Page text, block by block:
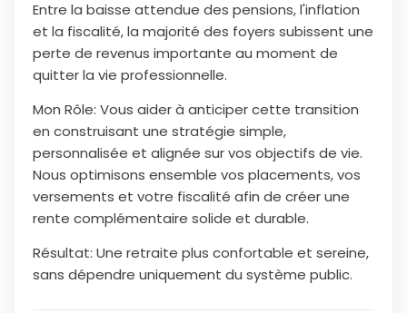
Entre la baisse attendue des pensions, l'inflation
et la fiscalité, la majorité des foyers subissent une
perte de revenus importante au moment de
quitter la vie professionnelle.
Mon Rôle: Vous aider à anticiper cette transition
en construisant une stratégie simple,
personnalisée et alignée sur vos objectifs de vie.
Nous optimisons ensemble vos placements, vos
versements et votre fiscalité afin de créer une
rente complémentaire solide et durable.
Résultat: Une retraite plus confortable et sereine,
sans dépendre uniquement du système public.